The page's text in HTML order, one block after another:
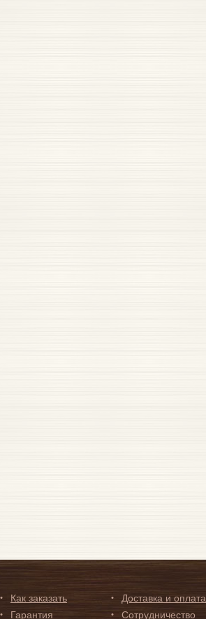
Как заказать
Доставка и оплата
Гарантия
Сотрудничество